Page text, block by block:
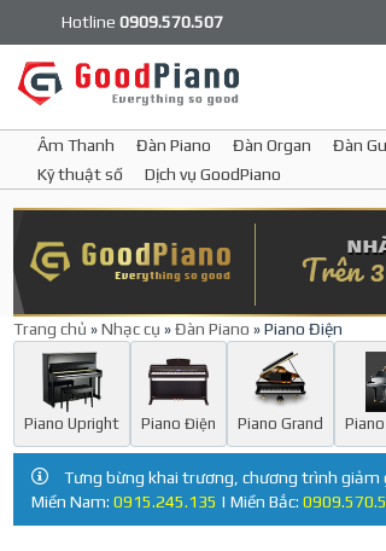
Hotline 0909.570.507
Âm Thanh Đàn Piano Đàn Organ Đàn
Kỹ thuật số
Dịch vụ GoodPiano
Trang chủ »Nhạc cụ »Đàn Piano » Piano Điện
Piano Upright Piano Điện Piano Grand Piano
Tưng bừng khai trương, chương trình giảm
Miền Nam: 0915.245.135 | Miền Bắc: